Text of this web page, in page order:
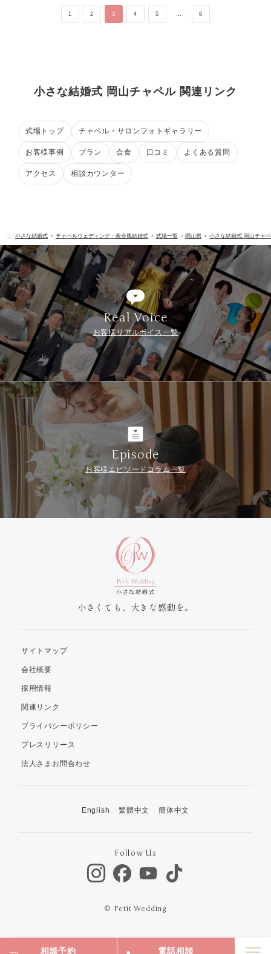
1 2 3 4 5 … 8
小さな結婚式 岡山チャペル 関連リンク
式場トップ チャペル・サロンフォトギャラリー
お客様事例 プラン 会食 口コミ よくある質問
アクセス 相談カウンター
小さな結婚式 チャペルウェディング・教会風結婚式 式場一覧 岡山県 小さな結婚式 岡山チャ
相談予約 電話相談
Real Voice
お客様リアルボイス一覧
Episode
お客様エピソードコラム一覧
小さくても、大きな感動を。
サイトマップ
会社概要
採用情報
関連リンク
プライバシーポリシー
プレスリリース
法人さまお問合わせ
English 繁體中文 簡体中文
Follow Us
© Petit Wedding